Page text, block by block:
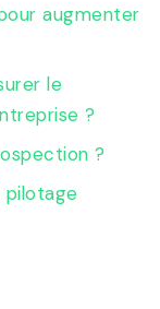
augmenter
le
?
?
pilotage